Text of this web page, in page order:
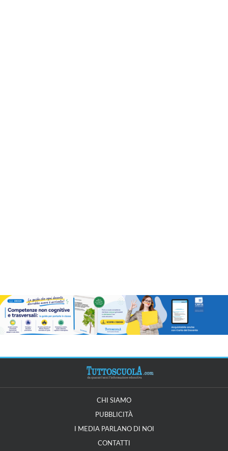
CHI SIAMO
PUBBLICITÀ
I MEDIA PARLANO DI NOI
CONTATTI